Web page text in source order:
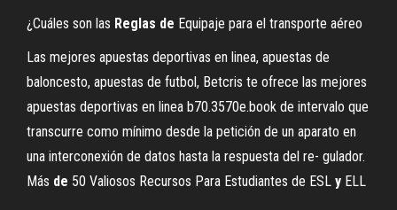
¿Cuáles son las Reglas de Equipaje para el transporte aéreo
Las mejores apuestas deportivas en linea, apuestas de
baloncesto, apuestas de futbol, Betcris te ofrece las mejores
apuestas deportivas en linea b70.3570e.book de intervalo que
transcurre como mínimo desde la petición de un aparato en
una interconexión de datos hasta la respuesta del re- gulador.
Más de 50 Valiosos Recursos Para Estudiantes de ESL y ELL